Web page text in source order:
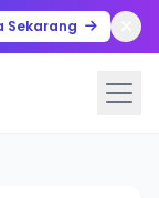
Sekarang